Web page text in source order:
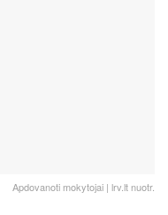
Apdovanoti mokytojai | lrv.lt nuotr.